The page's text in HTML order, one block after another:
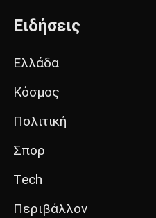
Ειδήσεις
Ελλάδα
Κόσμος
Πολιτική
Σπορ
Tech
Περιβάλλον